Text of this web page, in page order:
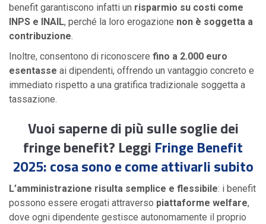
benefit garantiscono infatti un risparmio su costi come
INPS e INAIL, perché la loro erogazione non è soggetta a
contribuzione.
Inoltre, consentono di riconoscere fino a 2.000 euro
esentasse ai dipendenti, offrendo un vantaggio concreto e
immediato rispetto a una gratifica tradizionale soggetta a
tassazione.
Vuoi saperne di più sulle soglie dei
fringe benefit? Leggi Fringe Benefit
2025: cosa sono e come attivarli subito
L’amministrazione risulta semplice e flessibile: i benefit
possono essere erogati attraverso piattaforme welfare,
dove ogni dipendente gestisce autonomamente il proprio